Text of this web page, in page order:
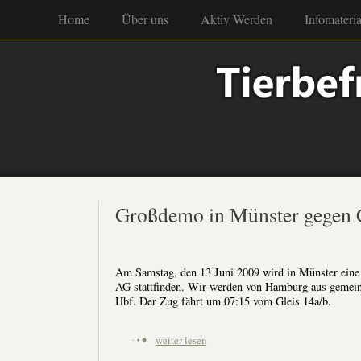
Home Über uns Aktiv Werden
Großdemo in Münster gegen
Am Samstag, den 13 Juni 2009 wird in Münster
AG stattfinden. Wir werden von Hamburg aus
Hbf. Der Zug fährt um 07:15 vom Gleis 14a/b.
weiter lesen